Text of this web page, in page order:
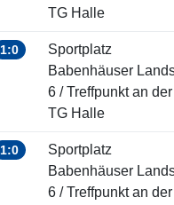
TG Halle
1:0
Sportplatz
Babenhäuser
6 / Treffpunkt an der
TG Halle
1:0
Sportplatz
Babenhäuser
6 / Treffpunkt an der